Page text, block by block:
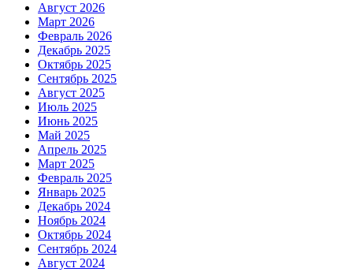
Август 2026
Март 2026
Февраль 2026
Декабрь 2025
Октябрь 2025
Сентябрь 2025
Август 2025
Июль 2025
Июнь 2025
Май 2025
Апрель 2025
Март 2025
Февраль 2025
Январь 2025
Декабрь 2024
Ноябрь 2024
Октябрь 2024
Сентябрь 2024
Август 2024